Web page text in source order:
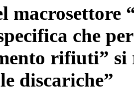
macrosettore
che
rifiuti”
discariche”